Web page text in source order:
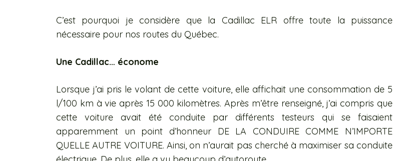
C’est pourquoi je considère que la Cadillac ELR offre toute la puissance
nécessaire pour nos routes du Québec.
Une Cadillac… économe
Lorsque j’ai pris le volant de cette voiture, elle affichait une consommation de 5
l/100 km à vie après 15 000 kilomètres. Après m’être renseigné, j’ai compris que
cette voiture avait été conduite par différents testeurs qui se faisaient
apparemment un point d’honneur DE LA CONDUIRE COMME N’IMPORTE
QUELLE AUTRE VOITURE. Ainsi, on n’aurait pas cherché à maximiser sa conduite